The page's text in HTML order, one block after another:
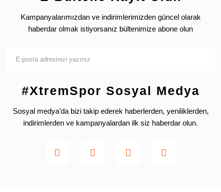
Kampanyalarımızdan ve indirimlerimizden güncel olarak
haberdar olmak istiyorsanız bültenimize abone olun
#XtremSpor Sosyal Medya
Sosyal medya’da bizi takip ederek haberlerden, yeniliklerden,
indirimlerden ve kampanyalardan ilk siz haberdar olun.